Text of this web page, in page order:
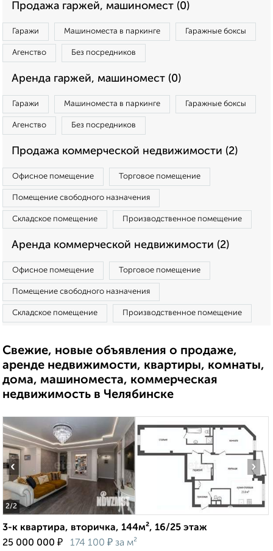
Продажа гаржей, машиномест (0)
Гаражи Машиноместа в паркинге Гаражные боксы
Агенство Без посредников
Аренда гаржей, машиномест (0)
Гаражи Машиноместа в паркинге Гаражные боксы
Агенство Без посредников
Продажа коммерческой недвижимости (2)
Офисное помещение Торговое помещение
Помещение свободного назначения
Складское помещение Производственное помещение
Аренда коммерческой недвижимости (2)
Офисное помещение Торговое помещение
Помещение свободного назначения
Складское помещение Производственное помещение
Свежие, новые объявления о продаже,
аренде недвижимости, квартиры, комнаты,
дома, машиноместа, коммерческая
недвижимость в Челябинске
2/2
‹ ›
3-к квартира, вторичка, 144м², 16/25 этаж
25 000 000 ₽ 174 100 ₽ за м²